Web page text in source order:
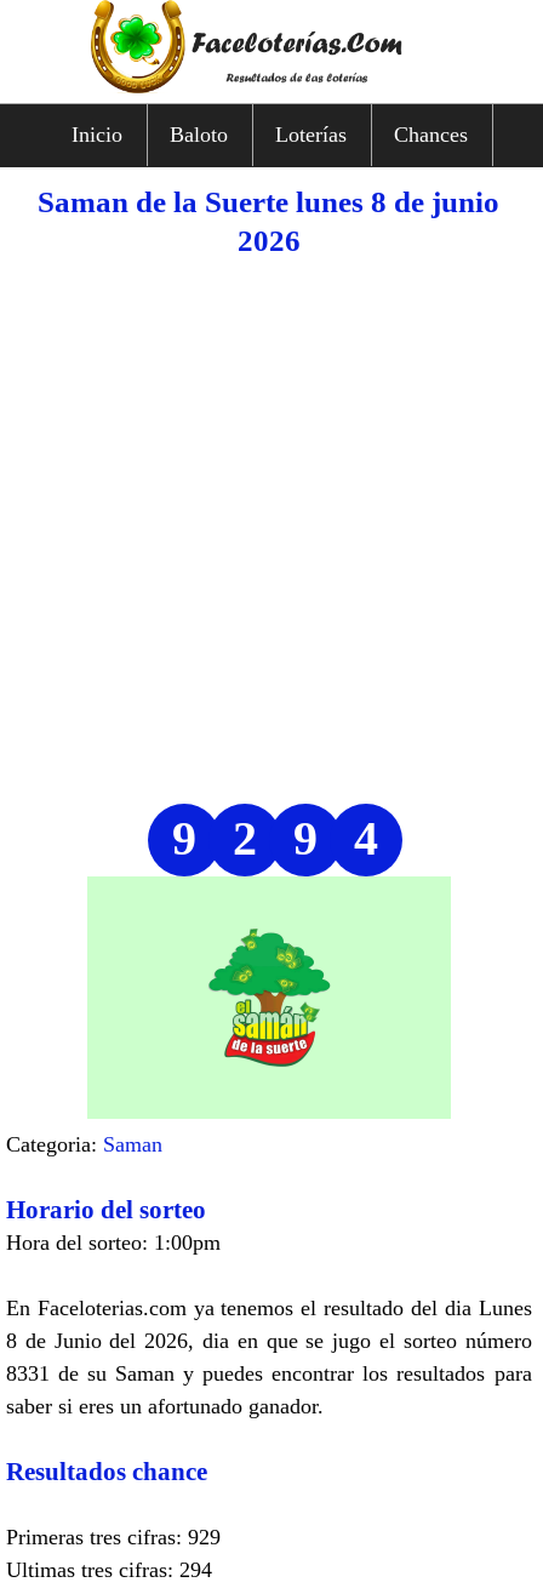
Inicio Baloto Loterías Chances
Saman de la Suerte lunes 8 de junio
2026
9 2 9 4
Categoria: Saman
Horario del sorteo
Hora del sorteo: 1:00pm
En Faceloterias.com ya tenemos el resultado del dia Lunes
8 de Junio del 2026, dia en que se jugo el sorteo número
8331 de su Saman y puedes encontrar los resultados para
saber si eres un afortunado ganador.
Resultados chance
Primeras tres cifras: 929
Ultimas tres cifras: 294